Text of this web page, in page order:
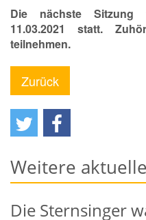
Die nächste Sitzung
11.03.2021 statt.
teilnehmen.
Zurück
Weitere
Die Sternsinger